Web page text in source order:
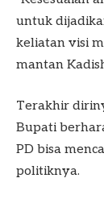
untuk
keliatan visi
mantan
Terakhir
Bupati
PD bisa
politiknya.